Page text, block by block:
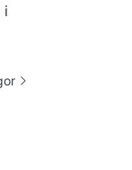
i